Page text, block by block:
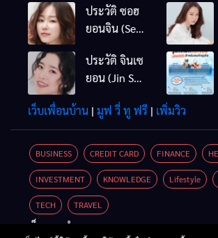
ประวัติ ซอฮ
ยอนจิน (Seo
ประวัติ จินเซ
ยอน (Jin Se
Yeon)
เว็บเพื่อนบ้าน | มูฟ วี่ ทู ฟรี | เพิ่มวิว
BUSINESS CREDIT CARD FINANCE
INVESTMENT KNOWLEDGE Lifestyle
TECH TRAVEL
เว็บแนะนำ